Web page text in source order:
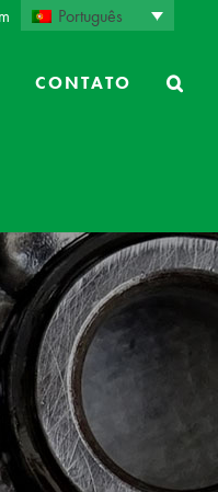
Português
CONTATO